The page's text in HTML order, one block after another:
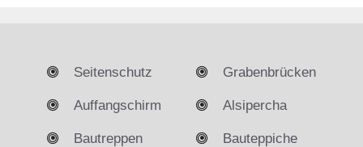
Seitenschutz
Auffangschirm
Bautreppen
Grabenbrücken
Alsipercha
Bauteppiche